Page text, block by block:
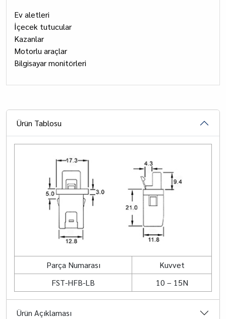
Ev aletleri
İçecek tutucular
Kazanlar
Motorlu araçlar
Bilgisayar monitörleri
Ürün Tablosu
Parça Numarası
Kuvvet
FST-HFB-LB
10 – 15N
Ürün Açıklaması